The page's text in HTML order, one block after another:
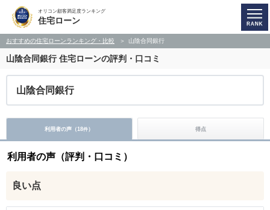
オリコン顧客満足度ランキング
住宅ローン
おすすめの住宅ローンランキング・比較 山陰合同銀行
山陰合同銀行住宅ローンの評判・口コミ
山陰合同銀行
利用者の声（18件） 得点
利用者の声（評判・口コミ）
良い点